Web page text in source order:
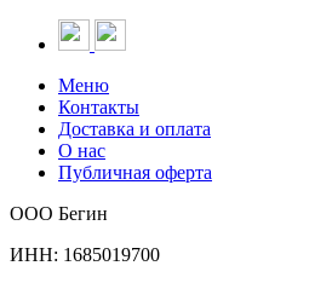
Меню
Контакты
Доставка и оплата
О нас
Публичная оферта
ООО Бегин
ИНН: 1685019700